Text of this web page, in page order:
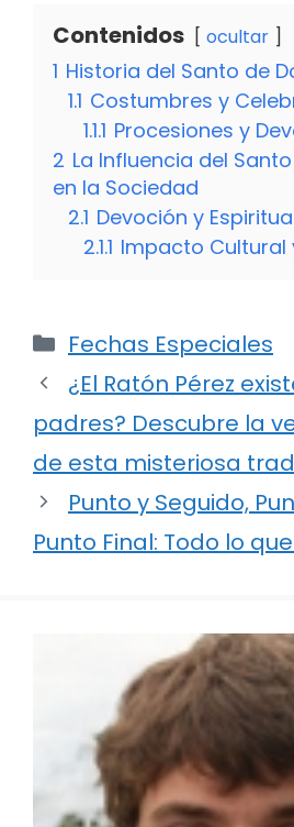
Contenidos ocultar
1 Historia del Santo de
1.1 Costumbres y
1.1.1 Procesiones y
2 La Influencia del
en la Sociedad
2.1 Devoción y
2.1.1 Impacto Cultural
Categorías
Fechas Especiales
¿El Ratón Pérez
padres? Descubre la
de esta misteriosa
Punto y Seguido,
Punto Final: Todo lo